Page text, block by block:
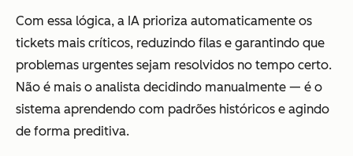
Com essa lógica, a IA prioriza automaticamente os
tickets mais críticos, reduzindo filas e garantindo que
problemas urgentes sejam resolvidos no tempo certo.
Não é mais o analista decidindo manualmente — é o
sistema aprendendo com padrões históricos e agindo
de forma preditiva.